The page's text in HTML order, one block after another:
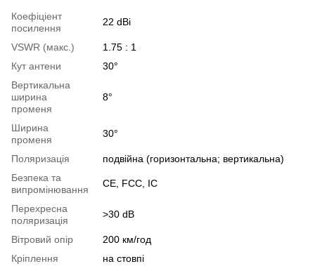
Коефіціент
посилення
22 dBi
VSWR (макс.)
1.75 : 1
Кут антени
30°
Вертикальна
ширина
променя
8°
Ширина
променя
30°
Поляризація
подвійна (горизонтальна; вертикальна)
Безпека та
випромінювання
CE, FCC, IC
Перехресна
поляризація
>30 dB
Вітровий опір
200 км/год
Кріплення
на стовпі